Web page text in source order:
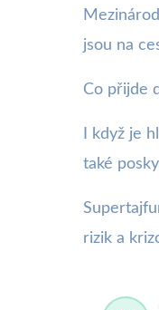
jsou na
Co přijde
I když je
také
rizik a